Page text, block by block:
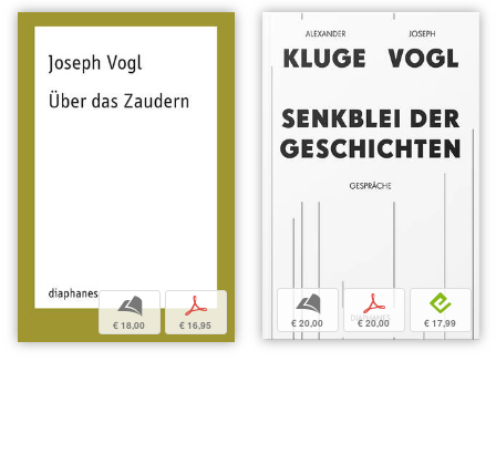
b
€ 18,00
p
€ 16,95
b
€ 20,00
p
€ 20,00
e
€ 17,99